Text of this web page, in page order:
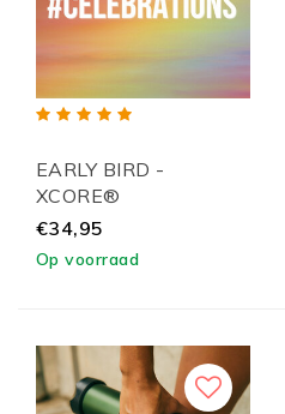
EARLY BIRD -
XCORE®
#CELEBRATIONS
SPECIAL
€34,95
Op voorraad